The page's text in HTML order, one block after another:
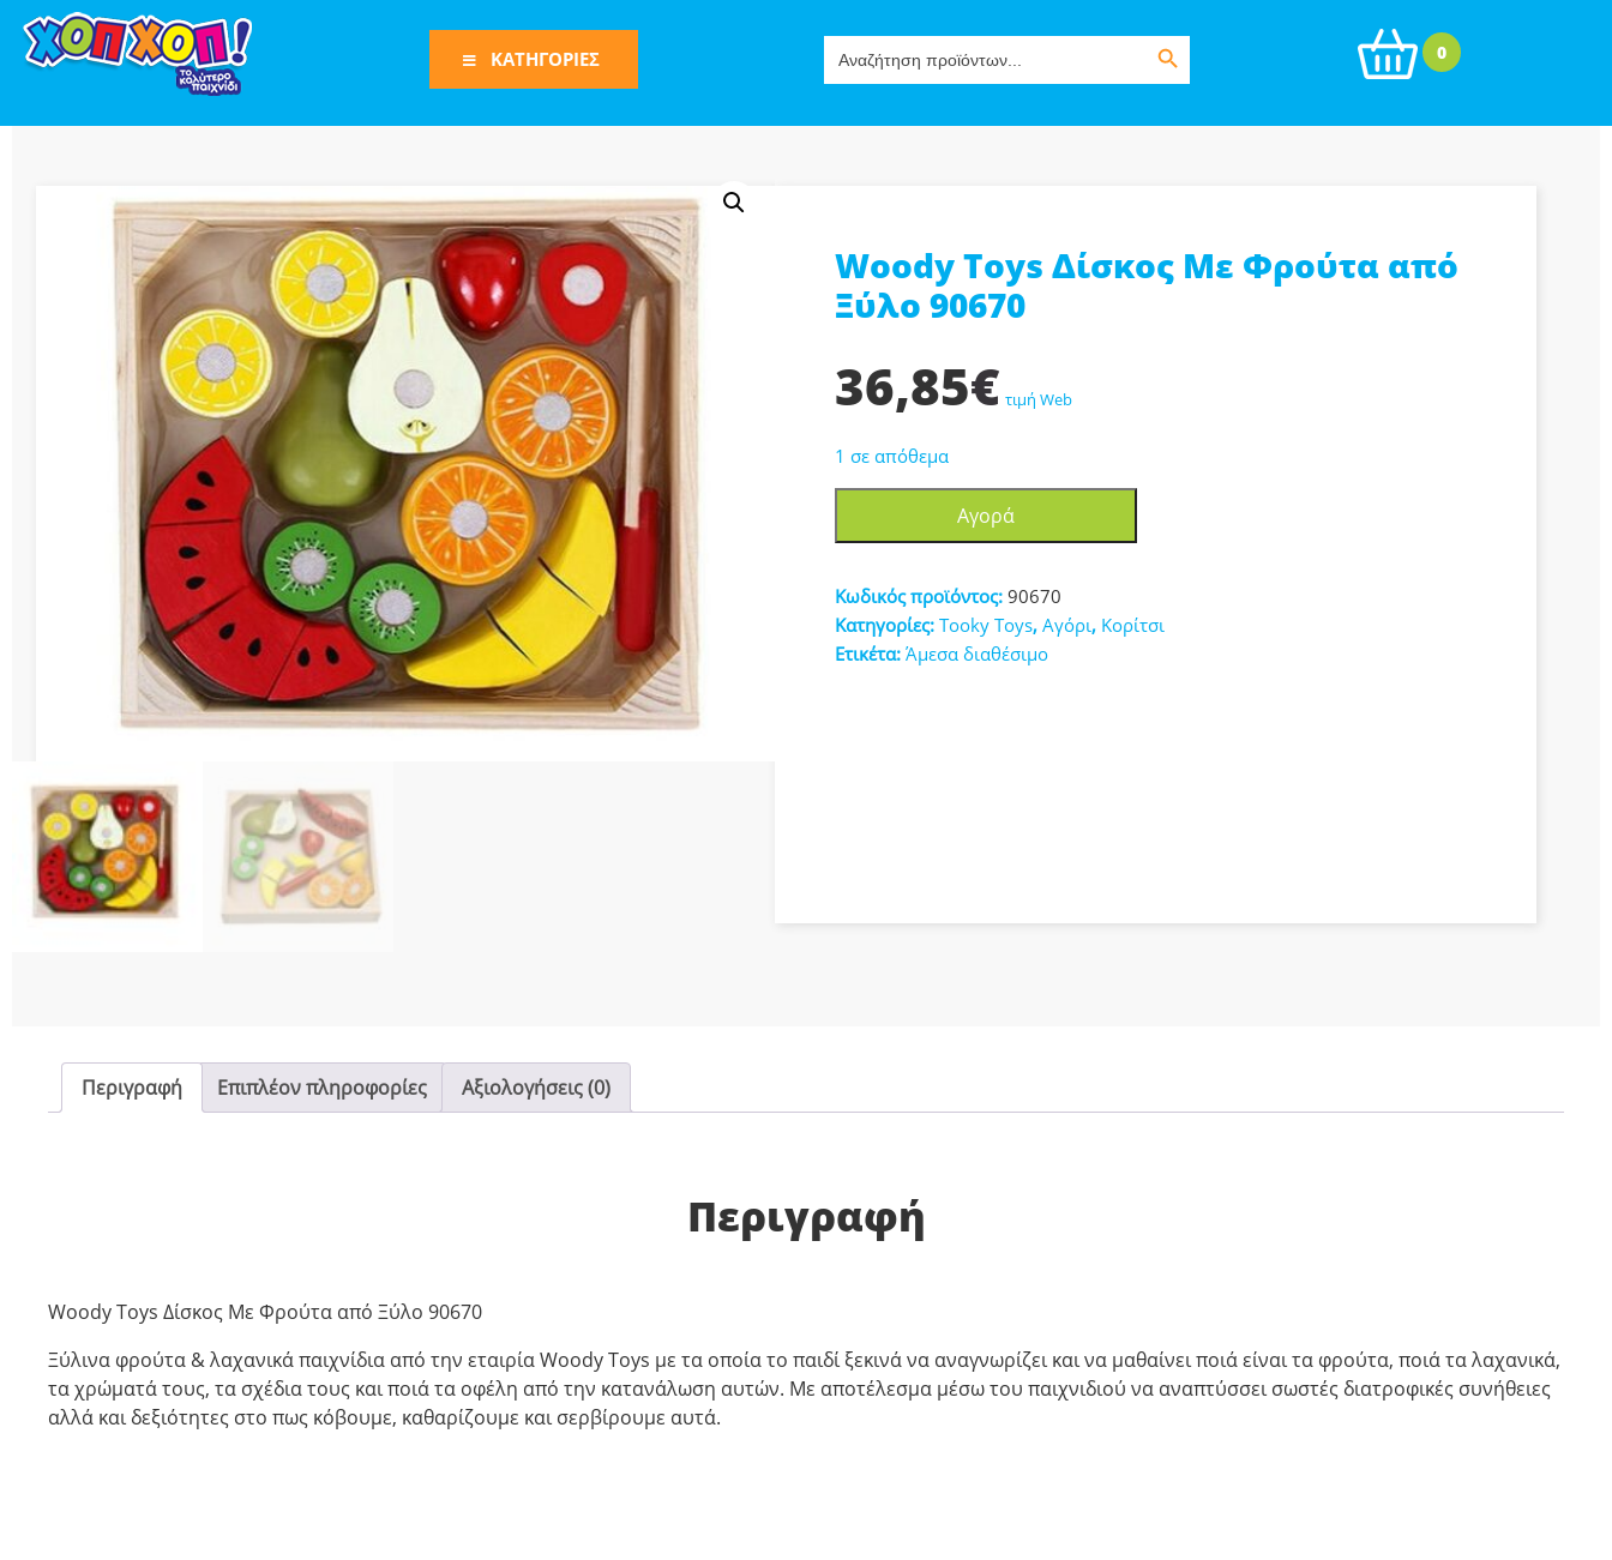
for:
Search Button
0
ΚΑΤΗΓΟΡΙΕΣ
Φιγούρες Δράσης
Φιγούρες
Τρένα
Bruder
Οχήματα
Πίστες-Γκαράζ
Παιχνίδια Ρόλων-Μίμησης
Play Set
Όπλα
Διάφορες Κατασκευές
Σπόρ
Woody Toys Δίσκος Με Φρούτα από
Ξύλο 90670
36,85€ τιμή Web
1 σε απόθεμα
Με
Φρούτα
από
Αγορά
Κωδικός προϊόντος: 90670
Κατηγορίες: Tooky Toys, Αγόρι, Κορίτσι
Ετικέτα: Άμεσα διαθέσιμο
Περιγραφή Επιπλέον πληροφορίες Αξιολογήσεις (0)
Περιγραφή
Woody Toys Δίσκος Με Φρούτα από Ξύλο 90670
Ξύλινα φρούτα & λαχανικά παιχνίδια από την εταιρία Woody Toys με τα οποία το παιδί ξεκινά να αναγνωρίζει και να μαθαίνει ποιά είναι τα φρούτα, ποιά τα λαχανικά,
τα χρώματά τους, τα σχέδια τους και ποιά τα οφέλη από την κατανάλωση αυτών. Με αποτέλεσμα μέσω του παιχνιδιού να αναπτύσσει σωστές διατροφικές συνήθειες
αλλά και δεξιότητες στο πως κόβουμε, καθαρίζουμε και σερβίρουμε αυτά.